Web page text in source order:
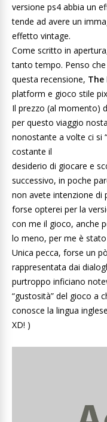
versione ps4 abbia un
tende ad avere un
effetto vintage.
Come scritto in
tanto tempo. Penso
questa recensione, The
platform e gioco stile
Il prezzo (al momento)
per questo viaggio
nonostante a volte ci si
costante il
desiderio di giocare e
successivo, in poche
non avete intenzione di
forse opterei per la
con me il gioco, anche
lo meno, per me è
Unica pecca, forse un
rappresentata dai
purtroppo inficiano
“gustosità” del gioco a
conosce la lingua
XD! )